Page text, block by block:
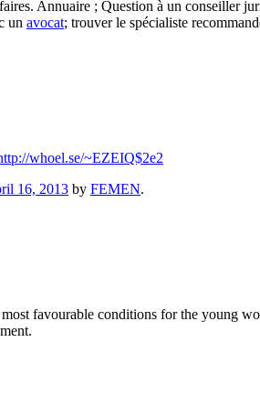
Annuaire ; Question à un conseiller
un avocat; trouver le spécialiste
whoel.se/~EZEIQ$2e2
16, 2013 by FEMEN.
favourable conditions for the young